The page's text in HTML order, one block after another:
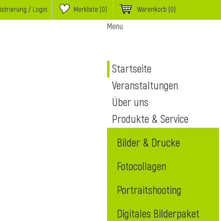
/ Login Merkliste (0) Warenkorb (0)
Menu
Startseite
Veranstaltungen
Über uns
Produkte & Service
Bilder & Drucke
Fotocollagen
Portraitshooting
Digitales Bilderpaket